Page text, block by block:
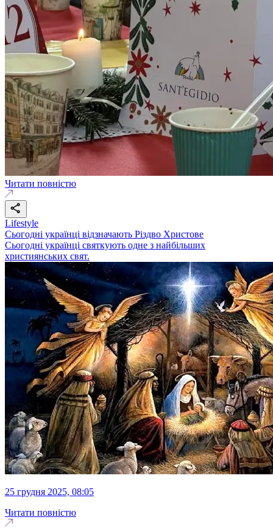
Читати повністю
Lifestyle
Сьогодні українці відзначають Різдво Христове
Сьогодні українці святкують одне з найбільших
християнських свят.
25 грудня 2025, 08:05
Читати повністю